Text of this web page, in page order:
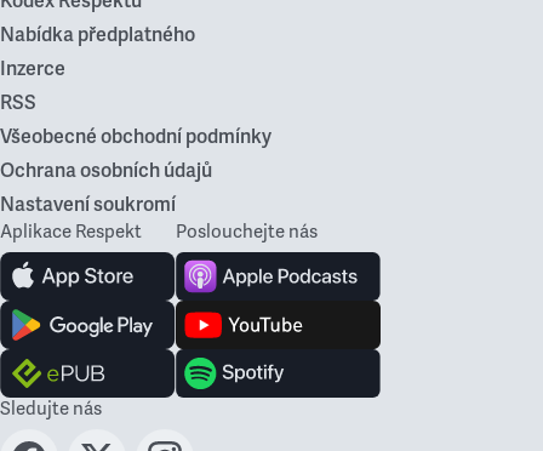
Nabídka předplatného
Inzerce
RSS
Všeobecné obchodní podmínky
Ochrana osobních údajů
Nastavení soukromí
Aplikace Respekt Poslouchejte nás
Sledujte nás